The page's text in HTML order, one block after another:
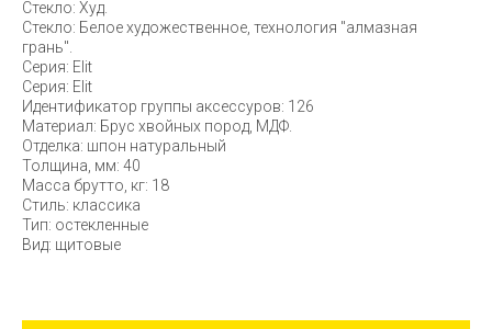
Стекло: Худ.
Стекло: Белое художественное, технология "алмазная
грань".
Серия: Elit
Серия: Elit
Идентификатор группы аксессуров: 126
Материал: Брус хвойных пород, МДФ.
Отделка: шпон натуральный
Толщина, мм: 40
Масса брутто, кг: 18
Стиль: классика
Тип: остекленные
Вид: щитовые